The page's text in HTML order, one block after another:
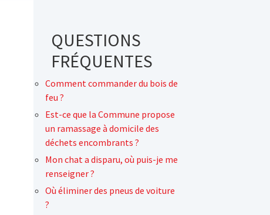
QUESTIONS
FRÉQUENTES
Comment commander du bois de
feu ?
Est-ce que la Commune propose
un ramassage à domicile des
déchets encombrants ?
Mon chat a disparu, où puis-je me
renseigner ?
Où éliminer des pneus de voiture
?